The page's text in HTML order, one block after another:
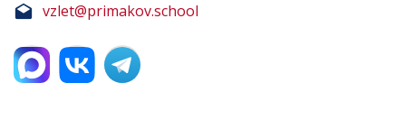
vzlet@primakov.school